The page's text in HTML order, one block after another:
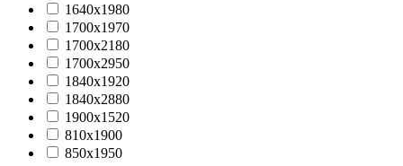
1640х1980
1700х1970
1700х2180
1700х2950
1840х1920
1840х2880
1900х1520
810х1900
850х1950